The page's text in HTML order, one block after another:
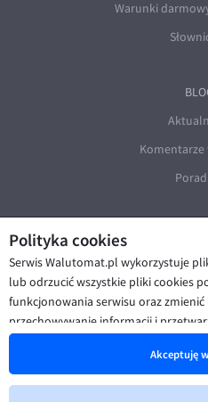
Polityka cookies
Serwis Walutomat.pl wykorzystuje
lub odrzucić wszystkie pliki cookies
funkcjonowania serwisu oraz
przechowywanie informacji i
poprawę funkcjonalności strony oraz
spersonalizowanych treści i reklam.
Akceptuję
Warunki
© Walutomat 2026
Polityka prywatności i cookies